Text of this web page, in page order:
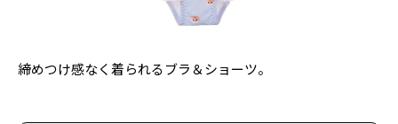
締めつけ感なく着られるブラ＆ショーツ。